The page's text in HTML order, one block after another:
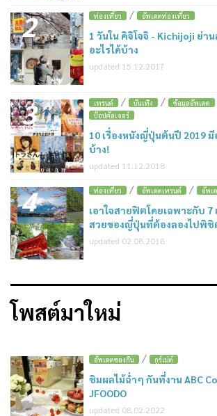
2 ท่องเที่ยว / อัพเดตท่องเที่ยว
1 วันใน คิจิโจจิ - Kichijoji ย่า
อะไรได้บ้าง
updated 15.12.2017
3 เทรนด์ / บันเทิง / ข้อมูลอัพเดต
ป๊อปคัลเจอร์
10 เรื่องหนังญี่ปุ่นต้นปี 2019
บ้าง!
updated 11.12.2018
4 ท่องเที่ยว / อัพเดตเทรนด์ / อัพเ
เอาใจสายฟิตโดยเฉพาะกับ 7
สวยของญี่ปุ่นที่ต้องลองไปพิชิ
updated 02.08.2018
โพสต์มาใหม่
อัพเดตของกิน / กูร์เม่ต์
ชิมผลไม้ฉ่ำๆ กันที่งาน ABC
JFOODO
updated 08.02.2022